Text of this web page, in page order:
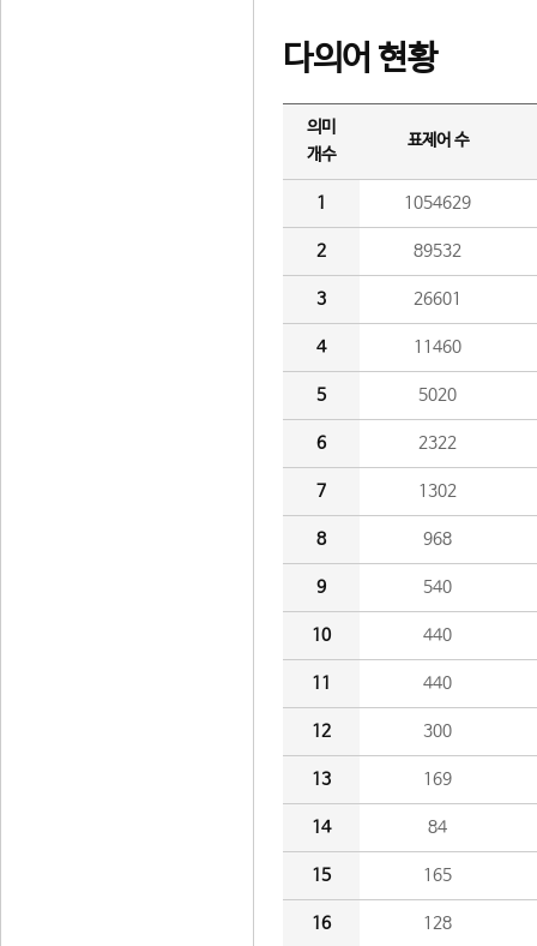
다의어 현황
의미
개수
표제어 수
1 1054629
2 89532
3 26601
4 11460
5 5020
6 2322
7 1302
8 968
9 540
10 440
11 440
12 300
13 169
14 84
15 165
16 128